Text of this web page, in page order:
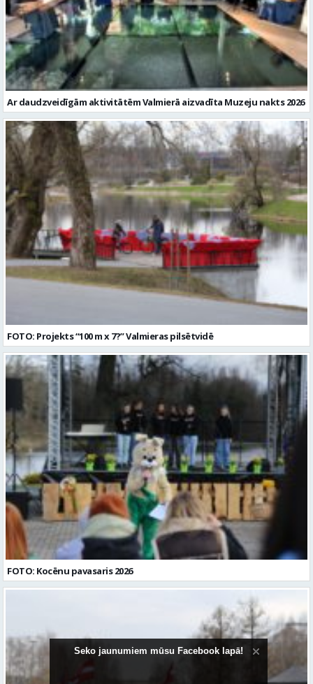
Ar daudzveidīgām aktivitātēm Valmierā aizvadīta Muzeju nakts 2026
FOTO: Projekts “100 m x 7?” Valmieras pilsētvidē
FOTO: Kocēnu pavasaris 2026
Seko jaunumiem mūsu Facebook lapā!